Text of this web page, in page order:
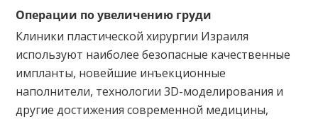
Операции по увеличению груди
Клиники пластической хирургии Израиля
используют наиболее безопасные качественные
импланты, новейшие инъекционные
наполнители, технологии 3D-моделирования и
другие достижения современной медицины,